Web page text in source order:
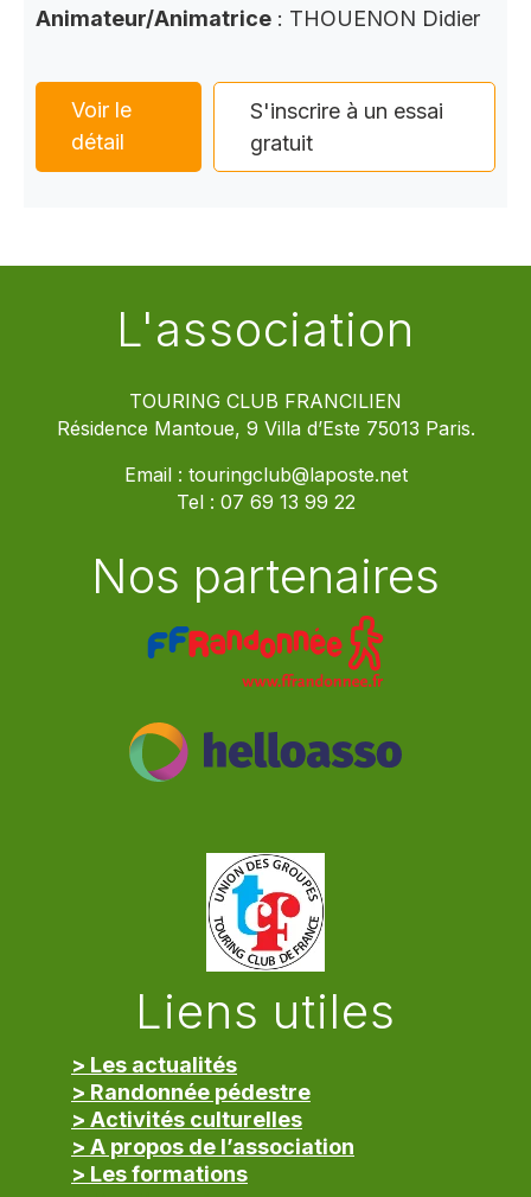
Animateur/Animatrice : THOUENON Didier
Voir le
détail
S'inscrire à un essai
gratuit
L'association
TOURING CLUB FRANCILIEN
Résidence Mantoue, 9 Villa d’Este 75013 Paris.
Email : touringclub@laposte.net
Tel : 07 69 13 99 22
Nos partenaires
Liens utiles
> Les actualités
> Randonnée pédestre
> Activités culturelles
> A propos de l’association
> Les formations